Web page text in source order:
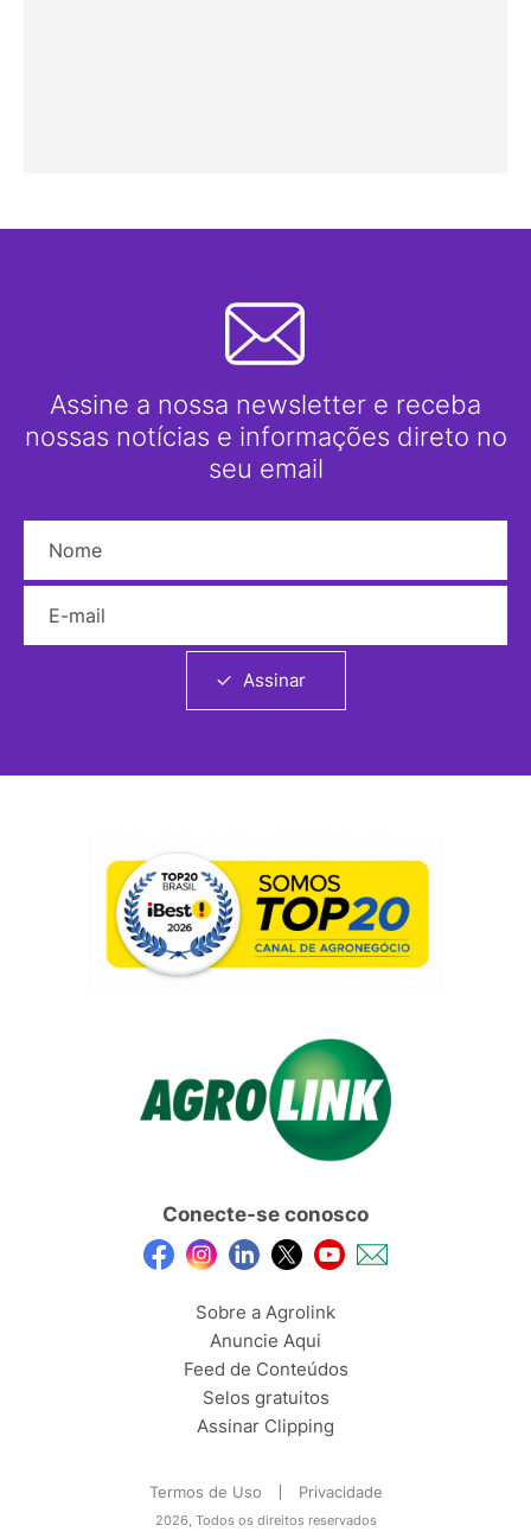
Assine a nossa newsletter e receba
nossas notícias e informações direto no
seu email
Assinar
Conecte-se conosco
Sobre a Agrolink
Anuncie Aqui
Feed de Conteúdos
Selos gratuitos
Assinar Clipping
Termos de Uso Privacidade
2026, Todos os direitos reservados